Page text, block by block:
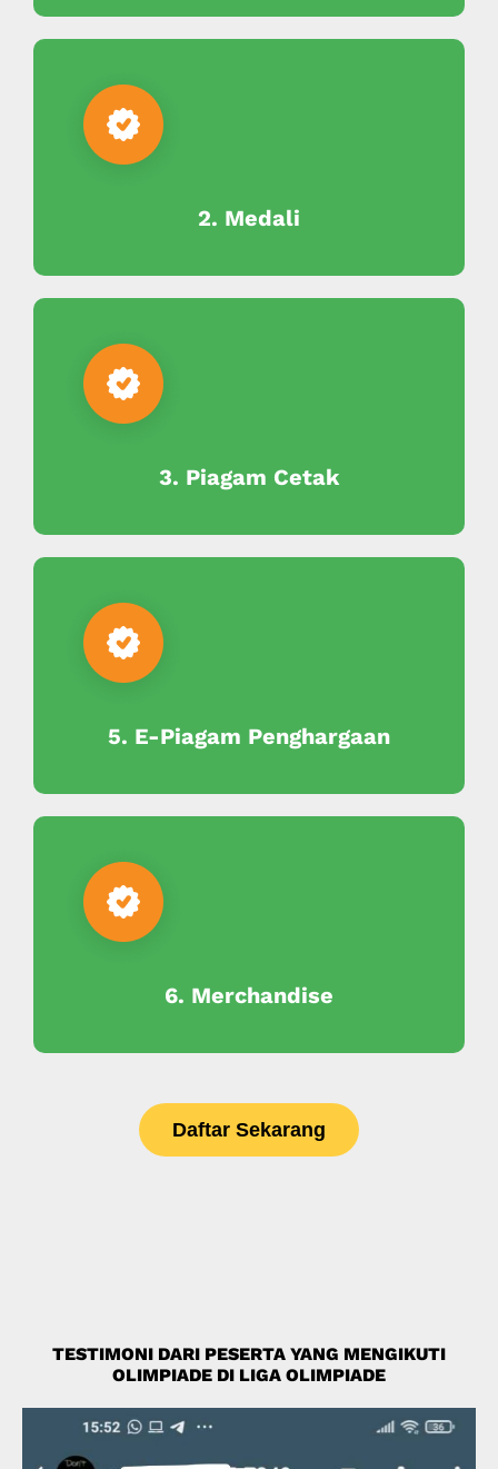
2. Medali
3. Piagam Cetak
5. E-Piagam Penghargaan
6. Merchandise
Daftar Sekarang
TESTIMONI DARI PESERTA YANG MENGIKUTI
OLIMPIADE DI LIGA OLIMPIADE